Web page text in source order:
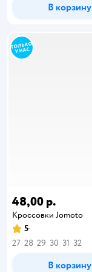
В корзину
48,00 р.
Кроссовки Jomoto
5
27 28 29 30 31 32
В корзину